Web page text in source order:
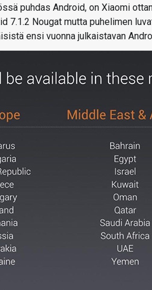
puhdas Android, on Xiaomi
7.1.2 Nougat mutta puhelimen
ensi vuonna julkaistavan